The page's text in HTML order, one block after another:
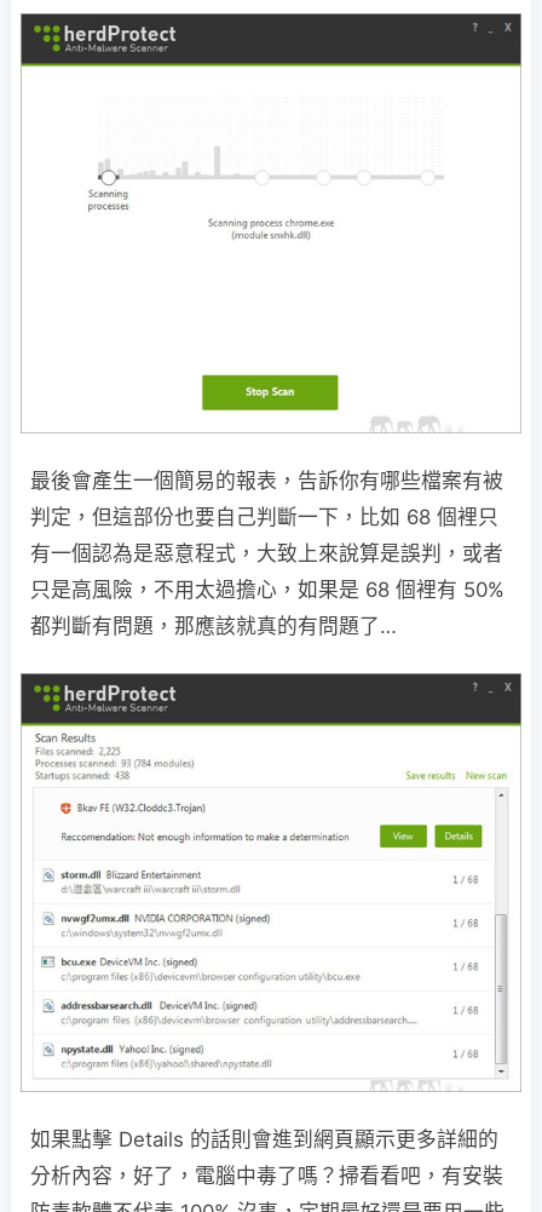
最後會產生一個簡易的報表，告訴你有哪些檔案有被
判定，但這部份也要自己判斷一下，比如 68 個裡只
有一個認為是惡意程式，大致上來說算是誤判，或者
只是高風險，不用太過擔心，如果是 68 個裡有 50%
都判斷有問題，那應該就真的有問題了…
如果點擊 Details 的話則會進到網頁顯示更多詳細的
分析內容，好了，電腦中毒了嗎？掃看看吧，有安裝